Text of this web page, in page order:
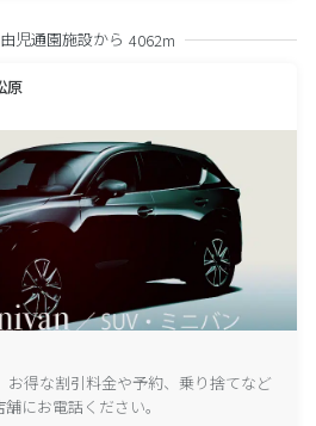
児通園施設から 4062m
原
お得な割引料金や予約、乗り捨てなど
にお電話ください。